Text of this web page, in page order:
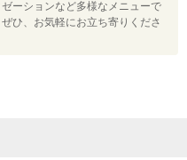
ーションなど多様なメニューで
ひ、お気軽にお立ち寄りくださ